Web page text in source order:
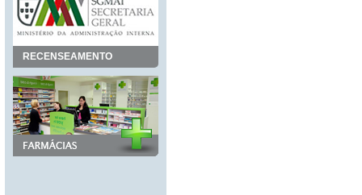
RECENSEAMENTO